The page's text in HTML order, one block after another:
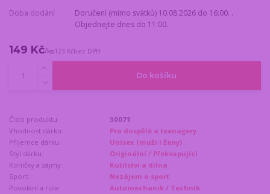
Doba dodání
Doručení (mimo svátků) 10.08.2026 do 16:00. .
Objednejte dnes do 11:00.
149 Kč/ks123 Kčbez DPH
Do košíku
Číslo produktu:
30071
Vhodnost dárku:
Pro dospělé a teenagery
Příjemce dárku:
Unisex (muži i ženy)
Styl dárku:
Originální / Překvapující
Koníčky a zájmy:
Kutilství a dílna
Sport:
Nezájem o sport
Povolání a role:
Automechanik / Technik